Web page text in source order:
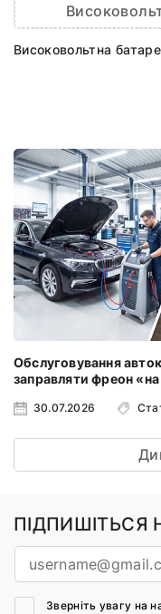
Високовольтна
Обслуговування
заправляти фреон
30.07.2026
ПІДПИШІТЬСЯ
Зверніть увагу на